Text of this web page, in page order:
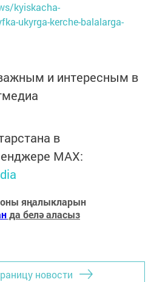
kyiskacha-
ukyrga-kerche-balalarga-
и интересным в
в
MАХ:
яңалыкларын
да белә аласыз
новости